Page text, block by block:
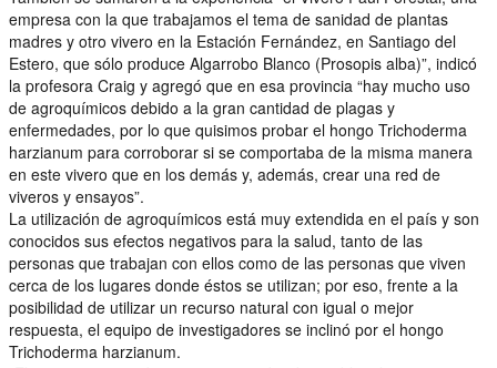
empresa con la que trabajamos el tema de sanidad de plantas
madres y otro vivero en la Estación Fernández, en Santiago del
Estero, que sólo produce Algarrobo Blanco (Prosopis alba)”, indicó
la profesora Craig y agregó que en esa provincia “hay mucho uso
de agroquímicos debido a la gran cantidad de plagas y
enfermedades, por lo que quisimos probar el hongo Trichoderma
harzianum para corroborar si se comportaba de la misma manera
en este vivero que en los demás y, además, crear una red de
viveros y ensayos”.
La utilización de agroquímicos está muy extendida en el país y son
conocidos sus efectos negativos para la salud, tanto de las
personas que trabajan con ellos como de las personas que viven
cerca de los lugares donde éstos se utilizan; por eso, frente a la
posibilidad de utilizar un recurso natural con igual o mejor
respuesta, el equipo de investigadores se inclinó por el hongo
Trichoderma harzianum.